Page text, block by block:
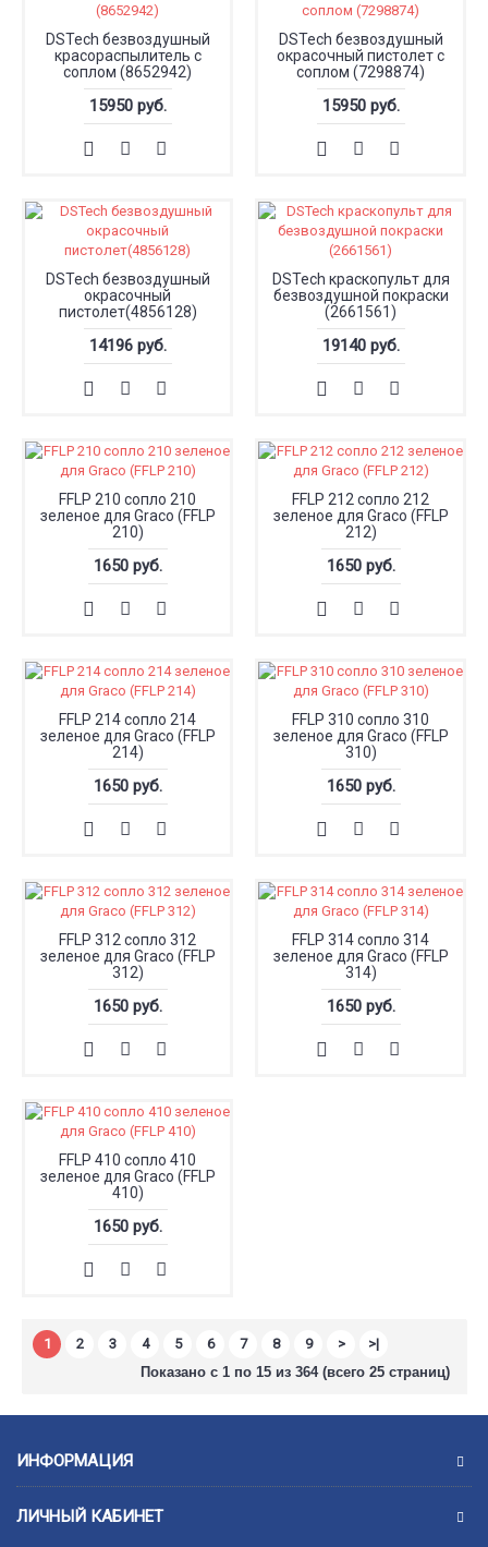
DSTech безвоздушный
красораспылитель с
соплом (8652942)
15950 руб.
DSTech безвоздушный
окрасочный пистолет с
соплом (7298874)
15950 руб.
DSTech безвоздушный
окрасочный
пистолет(4856128)
14196 руб.
DSTech краскопульт для
безвоздушной покраски
(2661561)
19140 руб.
FFLP 210 сопло 210
зеленое для Graco (FFLP
210)
1650 руб.
FFLP 212 сопло 212
зеленое для Graco (FFLP
212)
1650 руб.
FFLP 214 сопло 214
зеленое для Graco (FFLP
214)
1650 руб.
FFLP 310 сопло 310
зеленое для Graco (FFLP
310)
1650 руб.
FFLP 312 сопло 312
зеленое для Graco (FFLP
312)
1650 руб.
FFLP 314 сопло 314
зеленое для Graco (FFLP
314)
1650 руб.
FFLP 410 сопло 410
зеленое для Graco (FFLP
410)
1650 руб.
1 2 3 4 5 6 7 8 9 >
>|
Показано с 1 по 15 из 364 (всего 25 страниц)
ИНФОРМАЦИЯ
ЛИЧНЫЙ КАБИНЕТ